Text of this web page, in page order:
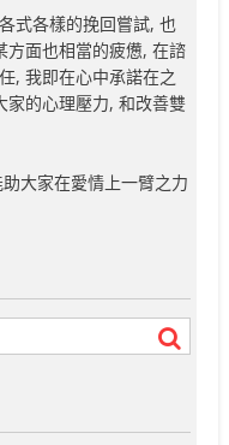
式各樣的挽回嘗試, 也
方面也相當的疲憊, 在諮
, 我即在心中承諾在之
家的心理壓力, 和改善雙
大家在愛情上一臂之力